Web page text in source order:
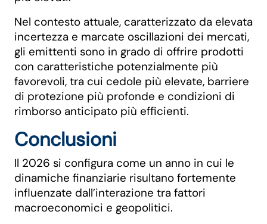
Nel contesto attuale, caratterizzato da elevata
incertezza e marcate oscillazioni dei mercati,
gli emittenti sono in grado di offrire prodotti
con caratteristiche potenzialmente più
favorevoli, tra cui cedole più elevate, barriere
di protezione più profonde e condizioni di
rimborso anticipato più efficienti.
Conclusioni
Il 2026 si configura come un anno in cui le
dinamiche finanziarie risultano fortemente
influenzate dall’interazione tra fattori
macroeconomici e geopolitici.